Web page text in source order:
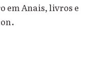
em Anais, livros e